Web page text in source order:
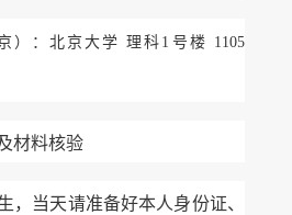
）：北京大学 理科 1号楼 1105
材料核验
，当天请准备好本人身份证、